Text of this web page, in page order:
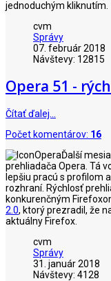
jednoduchým kliknutím.
cvm
Správy
07. február 2018
Návštevy: 12815
Opera 51 -
Čítať ďalej…
Počet komentárov: 16
Ďalší
prehliadača Opera. Tá
lepšiu pracú s profilom
rozhraní. Rýchlosť
konkurenčným
2.0, ktorý prezradil, že
aktuálny Firefox.
cvm
Správy
31. január 2018
Návštevy: 4128